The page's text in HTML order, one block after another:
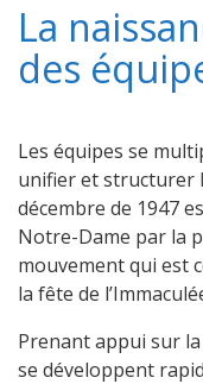
La
des
Les équipes se
unifier et structurer
décembre de 1947
Notre-Dame par la
mouvement qui est
la fête de
Prenant appui sur
se développent